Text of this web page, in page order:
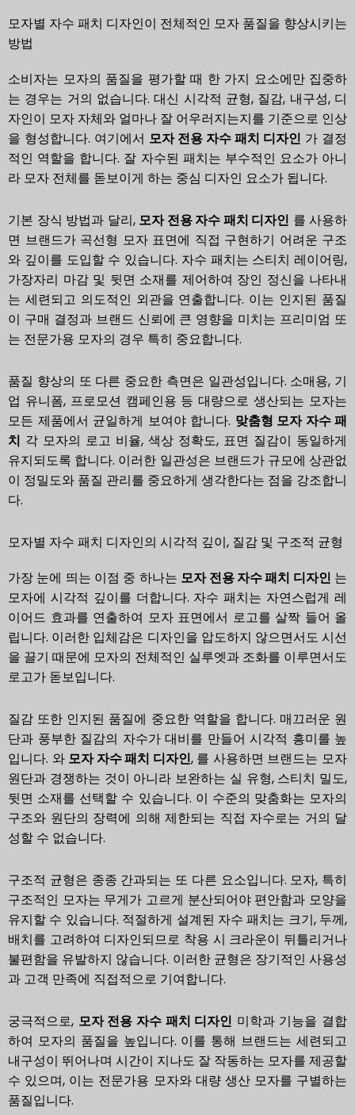
모자별 자수 패치 디자인이 전체적인 모자 품질을 향상시키는
방법
소비자는 모자의 품질을 평가할 때 한 가지 요소에만 집중하
는 경우는 거의 없습니다. 대신 시각적 균형, 질감, 내구성, 디
자인이 모자 자체와 얼마나 잘 어우러지는지를 기준으로 인상
을 형성합니다. 여기에서 모자 전용 자수 패치 디자인 가 결정
적인 역할을 합니다. 잘 자수된 패치는 부수적인 요소가 아니
라 모자 전체를 돋보이게 하는 중심 디자인 요소가 됩니다.
기본 장식 방법과 달리, 모자 전용 자수 패치 디자인 를 사용하
면 브랜드가 곡선형 모자 표면에 직접 구현하기 어려운 구조
와 깊이를 도입할 수 있습니다. 자수 패치는 스티치 레이어링,
가장자리 마감 및 뒷면 소재를 제어하여 장인 정신을 나타내
는 세련되고 의도적인 외관을 연출합니다. 이는 인지된 품질
이 구매 결정과 브랜드 신뢰에 큰 영향을 미치는 프리미엄 또
는 전문가용 모자의 경우 특히 중요합니다.
품질 향상의 또 다른 중요한 측면은 일관성입니다. 소매용, 기
업 유니폼, 프로모션 캠페인용 등 대량으로 생산되는 모자는
모든 제품에서 균일하게 보여야 합니다. 맞춤형 모자 자수 패
치 각 모자의 로고 비율, 색상 정확도, 표면 질감이 동일하게
유지되도록 합니다. 이러한 일관성은 브랜드가 규모에 상관없
이 정밀도와 품질 관리를 중요하게 생각한다는 점을 강조합니
다.
모자별 자수 패치 디자인의 시각적 깊이, 질감 및 구조적 균형
가장 눈에 띄는 이점 중 하나는 모자 전용 자수 패치 디자인 는
모자에 시각적 깊이를 더합니다. 자수 패치는 자연스럽게 레
이어드 효과를 연출하여 모자 표면에서 로고를 살짝 들어 올
립니다. 이러한 입체감은 디자인을 압도하지 않으면서도 시선
을 끌기 때문에 모자의 전체적인 실루엣과 조화를 이루면서도
로고가 돋보입니다.
질감 또한 인지된 품질에 중요한 역할을 합니다. 매끄러운 원
단과 풍부한 질감의 자수가 대비를 만들어 시각적 흥미를 높
입니다. 와 모자 자수 패치 디자인, 를 사용하면 브랜드는 모자
원단과 경쟁하는 것이 아니라 보완하는 실 유형, 스티치 밀도,
뒷면 소재를 선택할 수 있습니다. 이 수준의 맞춤화는 모자의
구조와 원단의 장력에 의해 제한되는 직접 자수로는 거의 달
성할 수 없습니다.
구조적 균형은 종종 간과되는 또 다른 요소입니다. 모자, 특히
구조적인 모자는 무게가 고르게 분산되어야 편안함과 모양을
유지할 수 있습니다. 적절하게 설계된 자수 패치는 크기, 두께,
배치를 고려하여 디자인되므로 착용 시 크라운이 뒤틀리거나
불편함을 유발하지 않습니다. 이러한 균형은 장기적인 사용성
과 고객 만족에 직접적으로 기여합니다.
궁극적으로, 모자 전용 자수 패치 디자인 미학과 기능을 결합
하여 모자의 품질을 높입니다. 이를 통해 브랜드는 세련되고
내구성이 뛰어나며 시간이 지나도 잘 작동하는 모자를 제공할
수 있으며, 이는 전문가용 모자와 대량 생산 모자를 구별하는
품질입니다.